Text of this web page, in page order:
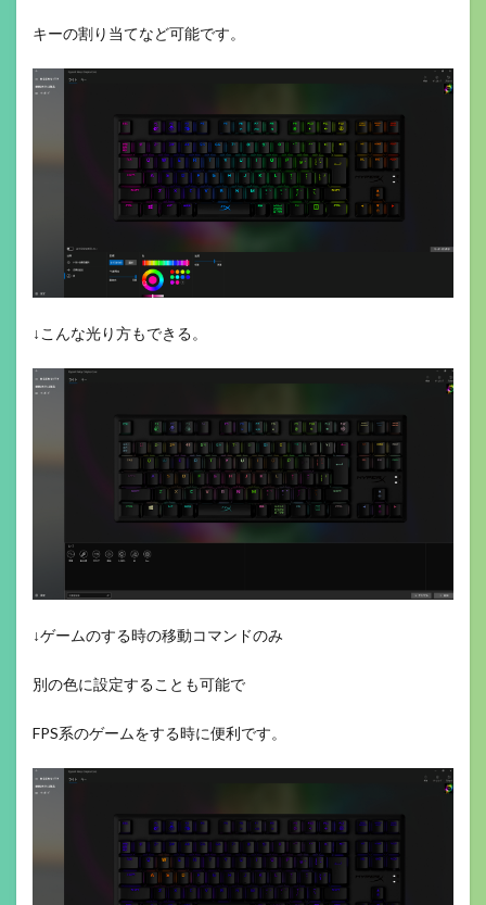
キーの割り当てなど可能です。
↓こんな光り方もできる。
↓ゲームのする時の移動コマンドのみ
別の色に設定することも可能で
FPS系のゲームをする時に便利です。